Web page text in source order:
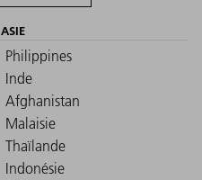
ASIE
Philippines
Inde
Afghanistan
Malaisie
Thaïlande
Indonésie